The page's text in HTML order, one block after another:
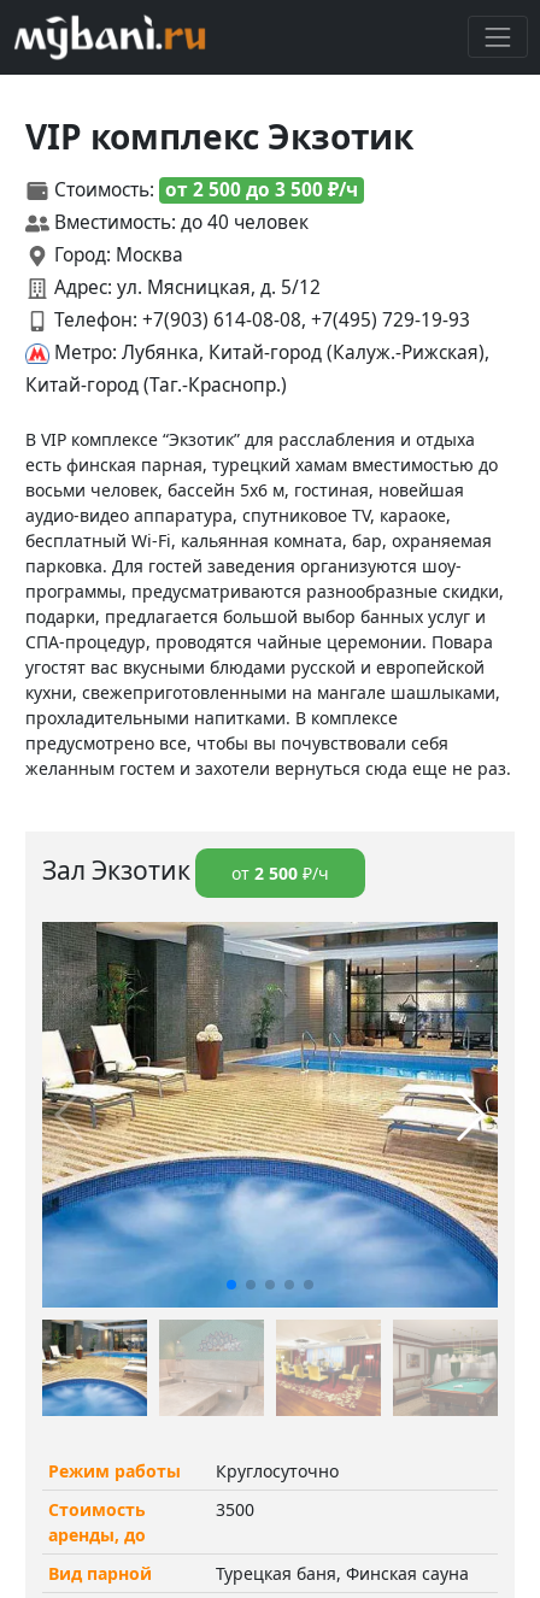
VIP комплекс Экзотик
Стоимость: от 2 500 до 3 500 ₽/ч
Вместимость: до 40 человек
Город: Москва
Адрес: ул. Мясницкая, д. 5/12
Телефон: +7(903) 614-08-08, +7(495) 729-19-93
Метро: Лубянка, Китай-город (Калуж.-Рижская),
Китай-город (Таг.-Краснопр.)
В VIP комплексе “Экзотик” для расслабления и отдыха
есть финская парная, турецкий хамам вместимостью до
восьми человек, бассейн 5х6 м, гостиная, новейшая
аудио-видео аппаратура, спутниковое TV, караоке,
бесплатный Wi-Fi, кальянная комната, бар, охраняемая
парковка. Для гостей заведения организуются шоу-
программы, предусматриваются разнообразные скидки,
подарки, предлагается большой выбор банных услуг и
СПА-процедур, проводятся чайные церемонии. Повара
угостят вас вкусными блюдами русской и европейской
кухни, свежеприготовленными на мангале шашлыками,
прохладительными напитками. В комплексе
предусмотрено все, чтобы вы почувствовали себя
желанным гостем и захотели вернуться сюда еще не раз.
Зал Экзотик от 2 500 ₽/ч
Режим работы
Круглосуточно
Стоимость
аренды, до
3500
Вид парной
Турецкая баня, Финская сауна